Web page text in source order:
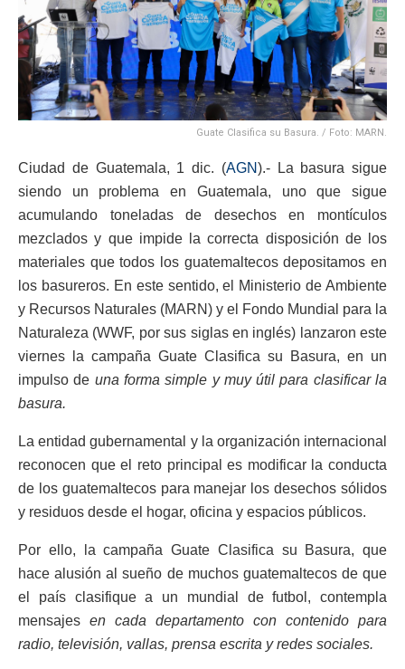
Guate Clasifica su Basura. / Foto: MARN.
Ciudad de Guatemala, 1 dic. (AGN).- La basura sigue
siendo un problema en Guatemala, uno que sigue
acumulando toneladas de desechos en montículos
mezclados y que impide la correcta disposición de los
materiales que todos los guatemaltecos depositamos en
los basureros. En este sentido, el Ministerio de Ambiente
y Recursos Naturales (MARN) y el Fondo Mundial para la
Naturaleza (WWF, por sus siglas en inglés) lanzaron este
viernes la campaña Guate Clasifica su Basura, en un
impulso de una forma simple y muy útil para clasificar la
basura.
La entidad gubernamental y la organización internacional
reconocen que el reto principal es modificar la conducta
de los guatemaltecos para manejar los desechos sólidos
y residuos desde el hogar, oficina y espacios públicos.
Por ello, la campaña Guate Clasifica su Basura, que
hace alusión al sueño de muchos guatemaltecos de que
el país clasifique a un mundial de futbol, contempla
mensajes en cada departamento con contenido para
radio, televisión, vallas, prensa escrita y redes sociales.